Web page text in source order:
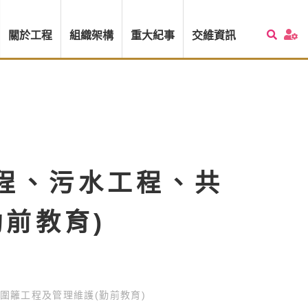
關於工程 組織架構 重大紀事 交維資訊
、污水工程、共
教育)
籬工程及管理維護(勤前教育)